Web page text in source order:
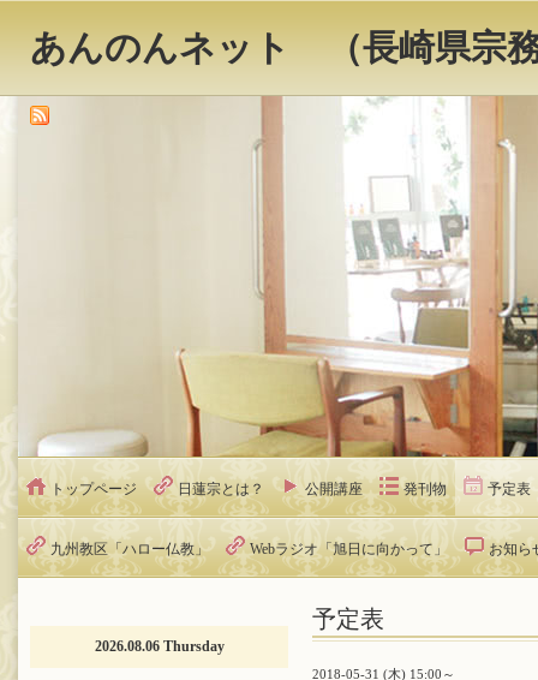
あんのんネット （長崎県宗
トップページ 日蓮宗とは？ 公開講座 発刊物 予定表
九州教区「ハロー仏教」 Webラジオ「旭日に向かって」 お知ら
予定表
2018-05-31 (木) 15:00～
2026.08.06 Thursday